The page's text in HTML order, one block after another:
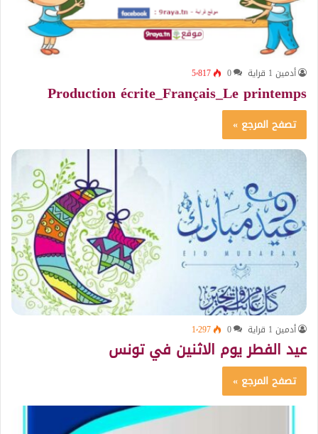
أدمين 1 قراية 0 5٬817
Production écrite_Français_Le printemps
تصفح المرجع »
أدمين 1 قراية 0 1٬297
عيد الفطر يوم الاثنين في تونس
تصفح المرجع »